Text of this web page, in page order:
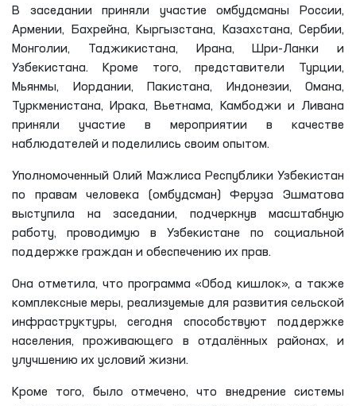
В заседании приняли участие омбудсманы России,
Армении, Бахрейна, Кыргызстана, Казахстана, Сербии,
Монголии, Таджикистана, Ирана, Шри-Ланки и
Узбекистана. Кроме того, представители Турции,
Мьянмы, Иордании, Пакистана, Индонезии, Омана,
Туркменистана, Ирака, Вьетнама, Камбоджи и Ливана
приняли участие в мероприятии в качестве
наблюдателей и поделились своим опытом.
Уполномоченный Олий Мажлиса Республики Узбекистан
по правам человека (омбудсман) Феруза Эшматова
выступила на заседании, подчеркнув масштабную
работу, проводимую в Узбекистане по социальной
поддержке граждан и обеспечению их прав.
Она отметила, что программа «Обод кишлок», а также
комплексные меры, реализуемые для развития сельской
инфраструктуры, сегодня способствуют поддержке
населения, проживающего в отдалённых районах, и
улучшению их условий жизни.
Кроме того, было отмечено, что внедрение системы